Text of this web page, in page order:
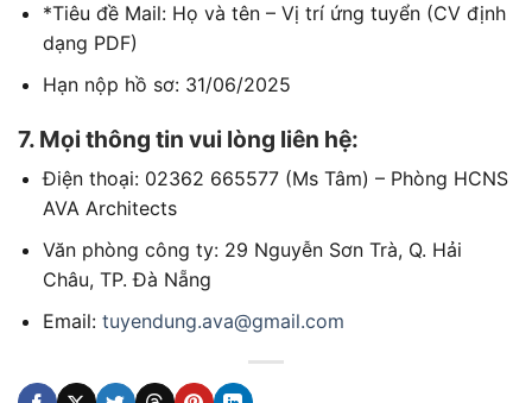
*Tiêu đề Mail: Họ và tên – Vị trí ứng tuyển (CV định
dạng PDF)
Hạn nộp hồ sơ: 31/06/2025
7. Mọi thông tin vui lòng liên hệ:
Điện thoại: 02362 665577 (Ms Tâm) – Phòng HCNS
AVA Architects
Văn phòng công ty: 29 Nguyễn Sơn Trà, Q. Hải
Châu, TP. Đà Nẵng
Email: tuyendung.ava@gmail.com